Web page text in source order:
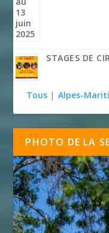
STAGES DE
Tous | Alpes-
PHOTO DE LA